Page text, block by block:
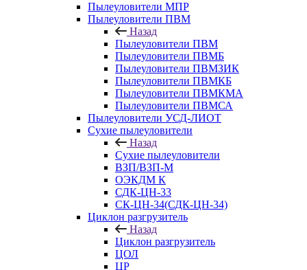
Пылеуловители МПР
Пылеуловители ПВМ
Назад
Пылеуловители ПВМ
Пылеуловители ПВМБ
Пылеуловители ПВМЗИК
Пылеуловители ПВМКБ
Пылеуловители ПВМКМА
Пылеуловители ПВМСА
Пылеуловители УСД-ЛИОТ
Сухие пылеуловители
Назад
Сухие пылеуловители
ВЗП/ВЗП-М
ОЭКДМ К
СДК-ЦН-33
СК-ЦН-34(СДК-ЦН-34)
Циклон разгрузитель
Назад
Циклон разгрузитель
ЦОЛ
ЦР